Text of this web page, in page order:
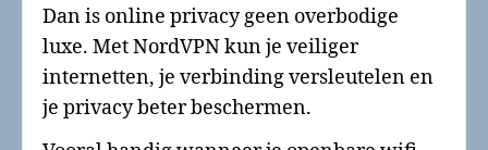
Dan is online privacy geen overbodige
luxe. Met NordVPN kun je veiliger
internetten, je verbinding versleutelen en
je privacy beter beschermen.